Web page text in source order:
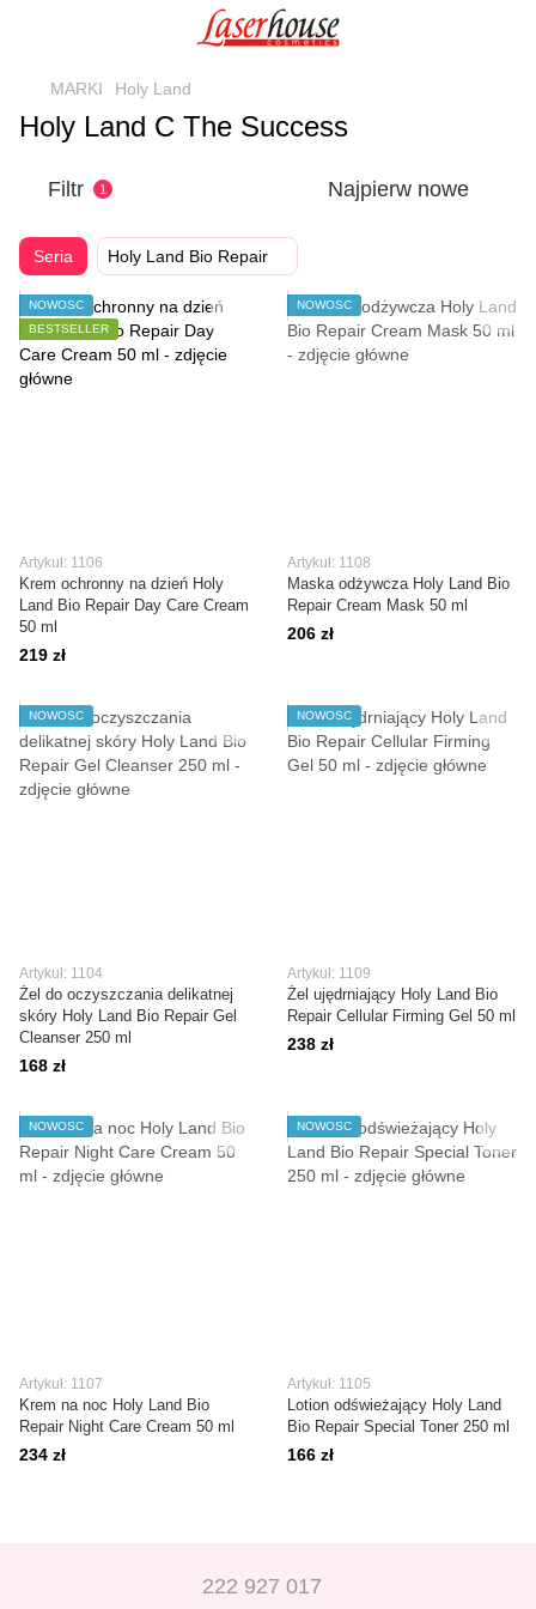
MARKI Holy Land
Holy Land C The Success
Filtr 1 Najpierw nowe
Seria Holy Land Bio Repair
NOWOŚĆ
BESTSELLER
Artykuł: 1106
Krem ochronny na dzień Holy
Land Bio Repair Day Care Cream
50 ml
219 zł
NOWOŚĆ
Artykuł: 1108
Maska odżywcza Holy Land Bio
Repair Cream Mask 50 ml
206 zł
NOWOŚĆ
Artykuł: 1104
Żel do oczyszczania delikatnej
skóry Holy Land Bio Repair Gel
Cleanser 250 ml
168 zł
NOWOŚĆ
Artykuł: 1109
Żel ujędrniający Holy Land Bio
Repair Cellular Firming Gel 50 ml
238 zł
NOWOŚĆ
Artykuł: 1107
Krem na noc Holy Land Bio
Repair Night Care Cream 50 ml
234 zł
NOWOŚĆ
Artykuł: 1105
Lotion odświeżający Holy Land
Bio Repair Special Toner 250 ml
166 zł
222 927 017